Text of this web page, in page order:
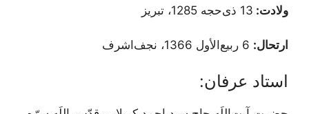
ولادت: 13 ذی‌حجه 1285، تبریز
ارتحال:
استاد عرفان: